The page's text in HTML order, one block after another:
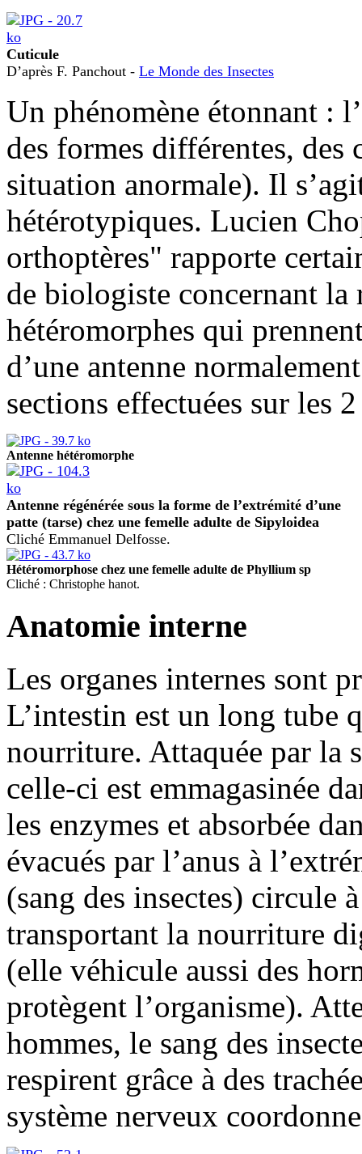
Cuticule
D’après F. Panchout - Le Monde des Insectes
Un phénomène étonnant :
des formes différentes, des
situation anormale). Il
hétérotypiques. Lucien
orthoptères" rapporte
de biologiste concernant la
hétéromorphes qui
d’une antenne
sections effectuées sur les
Antenne hétéromorphe
Antenne régénérée sous la forme de l’extrémité d’une
patte (tarse) chez une femelle adulte de Sipyloidea
Cliché Emmanuel Delfosse.
Hétéromorphose chez une femelle adulte de Phyllium sp
Cliché : Christophe hanot.
Anatomie interne
Les organes internes sont
L’intestin est un long tube
nourriture. Attaquée par la
celle-ci est emmagasinée
les enzymes et absorbée
évacués par l’anus à
(sang des insectes) circule
transportant la nourriture
(elle véhicule aussi des
protègent l’organisme).
hommes, le sang des
respirent grâce à des
système nerveux